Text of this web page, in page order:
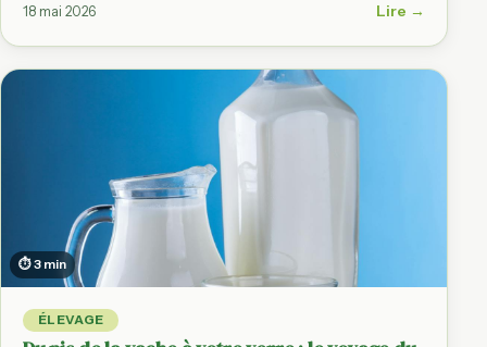
18 mai 2026 Lire →
⏱ 3 min
ÉLEVAGE